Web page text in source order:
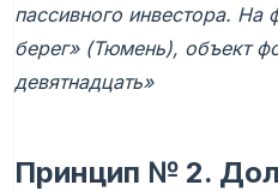
пассивного инвестора.
берег» (Тюмень), объект
девятнадцать»
Принцип № 2.